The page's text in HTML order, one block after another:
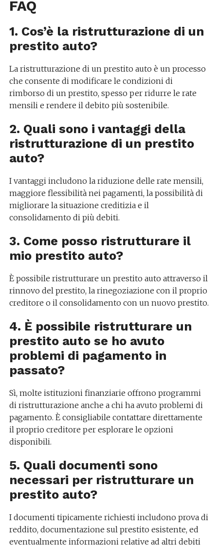
FAQ
1. Cos’è la ristrutturazione di un
prestito auto?
La ristrutturazione di un prestito auto è un processo
che consente di modificare le condizioni di
rimborso di un prestito, spesso per ridurre le rate
mensili e rendere il debito più sostenibile.
2. Quali sono i vantaggi della
ristrutturazione di un prestito
auto?
I vantaggi includono la riduzione delle rate mensili,
maggiore flessibilità nei pagamenti, la possibilità di
migliorare la situazione creditizia e il
consolidamento di più debiti.
3. Come posso ristrutturare il
mio prestito auto?
È possibile ristrutturare un prestito auto attraverso il
rinnovo del prestito, la rinegoziazione con il proprio
creditore o il consolidamento con un nuovo prestito.
4. È possibile ristrutturare un
prestito auto se ho avuto
problemi di pagamento in
passato?
Sì, molte istituzioni finanziarie offrono programmi
di ristrutturazione anche a chi ha avuto problemi di
pagamento. È consigliabile contattare direttamente
il proprio creditore per esplorare le opzioni
disponibili.
5. Quali documenti sono
necessari per ristrutturare un
prestito auto?
I documenti tipicamente richiesti includono prova di
reddito, documentazione sul prestito esistente, ed
eventualmente informazioni relative ad altri debiti